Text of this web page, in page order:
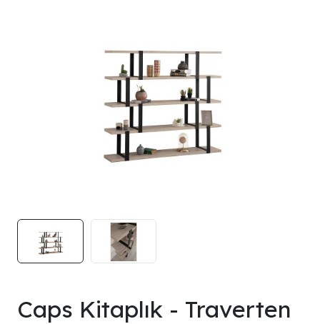
Caps Kitaplık - Traverten